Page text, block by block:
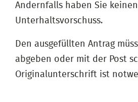
Andernfalls haben Sie
Unterhaltsvorschuss.
Den ausgefüllten Antrag
abgeben oder mit der Post
Originalunterschrift ist